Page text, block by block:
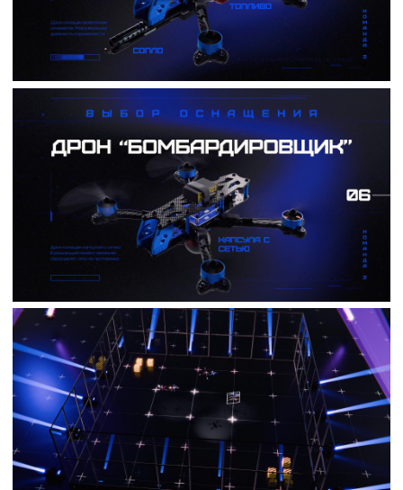
Получить бриф
Россия, Нижний Новгород
© 2022–2026 25MOTION
All rights reserved
+7 831 423 29 42
contact25motion@yandex.ru
↑